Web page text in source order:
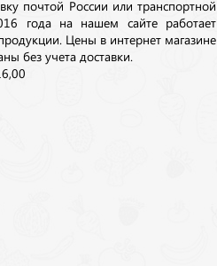
почтой России или транспортной
года на нашем сайте работает
Цены в интернет магазине
без учета доставки.